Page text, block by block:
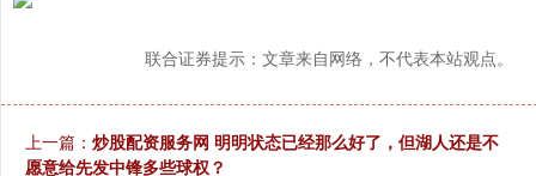
联合证券提示：文章来自网络，不代表本站观点。
上一篇： 炒股配资服务网 明明状态已经那么好了，但湖人还是不
愿意给先发中锋多些球权？